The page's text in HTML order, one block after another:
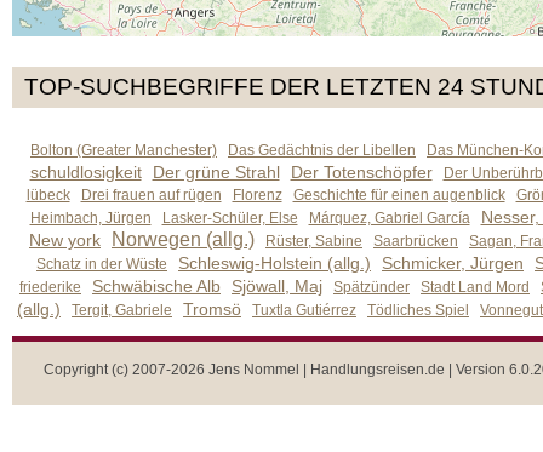
TOP-SUCHBEGRIFFE DER LETZTEN 24
Bolton (Greater Manchester) Das Gedächtnis der Libellen Das München-
schuldlosigkeit Der grüne Strahl Der Totenschöpfer
Der
lübeck
Drei frauen auf rügen Florenz Geschichte für einen augenblick
Heimbach, Jürgen
Lasker-Schüler, Else Márquez, Gabriel García
New york
Norwegen (allg.) Rüster, Sabine Saarbrücken
Sagan,
Schatz in der Wüste
Schleswig-Holstein (allg.) Schmicker, Jürgen
friederike Schwäbische Alb Sjöwall, Maj Spätzünder Stadt Land Mord
(allg.) Tergit, Gabriele Tromsö Tuxtla Gutiérrez Tödliches Spiel
Copyright (c) 2007-2026 Jens Nommel | Handlungsreisen.de | Version